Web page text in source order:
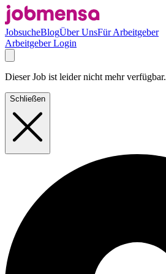
JobsucheBlogÜber UnsFür Arbeitgeber
Arbeitgeber Login
Dieser Job ist leider nicht mehr verfügbar.
Schließen